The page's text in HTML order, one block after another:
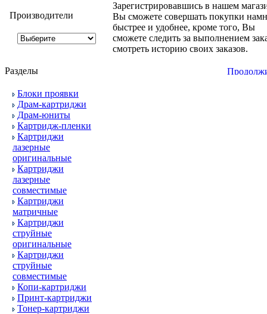
Производители
Разделы
Блоки проявки
Драм-картриджи
Драм-юниты
Картридж-пленки
Картриджи
лазерные
оригинальные
Картриджи
лазерные
совместимые
Картриджи
матричные
Картриджи
струйные
оригинальные
Картриджи
струйные
совместимые
Копи-картриджи
Принт-картриджи
Тонер-картриджи
Зарегистрировавшись в нашем
Вы сможете совершать покупки
быстрее и удобнее, кроме того, Вы
сможете следить за выполнением
смотреть историю своих заказов.